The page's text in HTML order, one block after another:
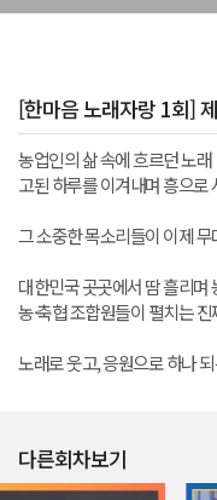
[한마음 노래자랑 1회]
농업인의 삶 속에 흐르던 노래
고된 하루를 이겨내며 흥으로
그 소중한 목소리들이 이제
대한민국 곳곳에서 땀 흘리며
농·축협 조합원들이 펼치는
노래로 웃고, 응원으로 하나
다른회차보기